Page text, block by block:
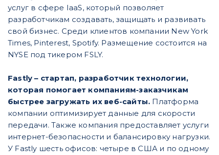
услуг в сфере IaaS, который позволяет
разработчикам создавать, защищать и развивать
свой бизнес. Среди клиентов компании New York
Times, Pinterest, Spotify. Размещение состоится на
NYSE под тикером FSLY.
Fastly – стартап, разработчик технологии,
которая помогает компаниям-заказчикам
быстрее загружать их веб-сайты. Платформа
компании оптимизирует данные для скорости
передачи. Также компания предоставляет услуги
интернет-безопасности и балансировку нагрузки.
У Fastly шесть офисов: четыре в США и по одному